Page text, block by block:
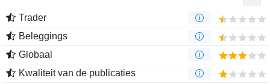
Trader
Beleggings
Globaal
Kwaliteit van de publicaties